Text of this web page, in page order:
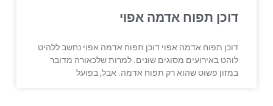
דוכן תפוח אדמה אפוי
דוכן תפוח אדמה אפוי דוכן תפוח אדמה אפוי נחשב ללהיט
לוהט באירועים מסוגים שונים. למרות שלכאורה מדובר
במזון פשוט שהוא רק תפוח אדמה. אבל, בפועל